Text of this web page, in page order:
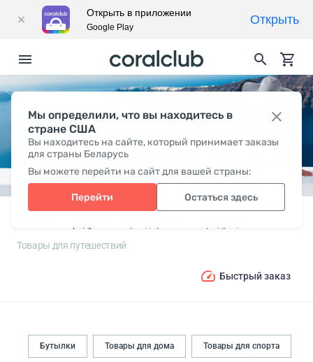
Мы определили, что вы находитесь в
стране США
Вы находитесь на сайте, который принимает заказы
для страны Беларусь
Вы можете перейти на сайт для вашей страны:
Перейти Остаться здесь
ПУТЕШЕСТВИЙ
Товары для путешествий
Быстрый заказ
Бутылки Товары для дома Товары для спорта
Открыть в приложении
Google Play
Открыть